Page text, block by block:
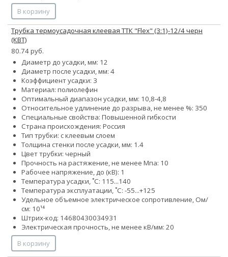
В корзину
Трубка термоусадочная клеевая ТТК "Flex" (3:1)-12/4 черн
(КВТ)
80.74 руб.
Диаметр до усадки, мм: 12
Диаметр после усадки, мм: 4
Коэффициент усадки: 3
Материал: полиолефин
Оптимальный диапазон усадки, мм: 10,8-4,8
Относительное удлинение до разрыва, не менее %: 350
Специальные свойства: Повышенной гибкости
Страна происхождения: Россия
Тип трубки: с клеевым слоем
Толщина стенки после усадки, мм: 1.4
Цвет трубки: черный
Прочность на растяжение, не менее Мпа: 10
Рабочее напряжение, до (кВ): 1
Температура усадки, ˚С: 115...140
Температура эксплуатации, ˚С: -55...+125
Удельное объемное электрическое сопротивление, Ом/
см: 10¹⁴
Штрих-код: 14680430034931
Электрическая прочность, не менее кВ/мм: 20
В корзину